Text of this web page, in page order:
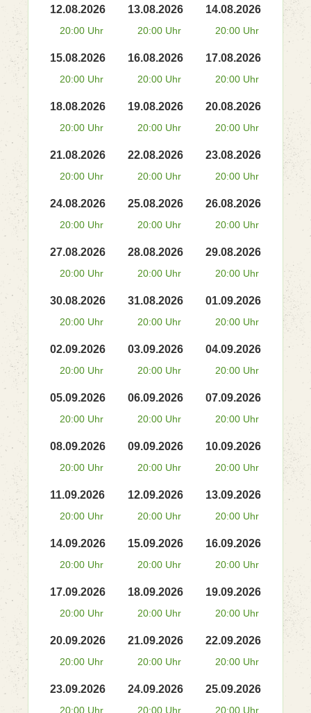
12.08.2026
20:00 Uhr
13.08.2026
20:00 Uhr
14.08.2026
20:00 Uhr
15.08.2026
20:00 Uhr
16.08.2026
20:00 Uhr
17.08.2026
20:00 Uhr
18.08.2026
20:00 Uhr
19.08.2026
20:00 Uhr
20.08.2026
20:00 Uhr
21.08.2026
20:00 Uhr
22.08.2026
20:00 Uhr
23.08.2026
20:00 Uhr
24.08.2026
20:00 Uhr
25.08.2026
20:00 Uhr
26.08.2026
20:00 Uhr
27.08.2026
20:00 Uhr
28.08.2026
20:00 Uhr
29.08.2026
20:00 Uhr
30.08.2026
20:00 Uhr
31.08.2026
20:00 Uhr
01.09.2026
20:00 Uhr
02.09.2026
20:00 Uhr
03.09.2026
20:00 Uhr
04.09.2026
20:00 Uhr
05.09.2026
20:00 Uhr
06.09.2026
20:00 Uhr
07.09.2026
20:00 Uhr
08.09.2026
20:00 Uhr
09.09.2026
20:00 Uhr
10.09.2026
20:00 Uhr
11.09.2026
20:00 Uhr
12.09.2026
20:00 Uhr
13.09.2026
20:00 Uhr
14.09.2026
20:00 Uhr
15.09.2026
20:00 Uhr
16.09.2026
20:00 Uhr
17.09.2026
20:00 Uhr
18.09.2026
20:00 Uhr
19.09.2026
20:00 Uhr
20.09.2026
20:00 Uhr
21.09.2026
20:00 Uhr
22.09.2026
20:00 Uhr
23.09.2026
20:00 Uhr
24.09.2026
20:00 Uhr
25.09.2026
20:00 Uhr